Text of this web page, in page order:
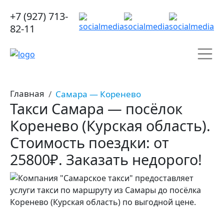
+7 (927) 713-
82-11
Главная Самара — Коренево
Такси Самара — посёлок
Коренево (Курская область).
Стоимость поездки: от
25800₽. Заказать недорого!